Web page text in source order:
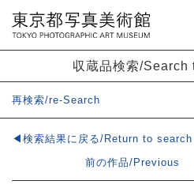
収蔵品検索/
再検索/re-Search
◀検索結果に戻る/Return to
前の作品/Previous